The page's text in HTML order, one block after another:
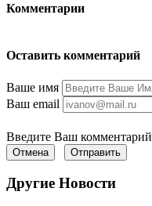
Комментарии
Оставить комментарий
Ваше имя
Ваш email
Введите Ваш комментарий
Отмена Отправить
Другие Новости